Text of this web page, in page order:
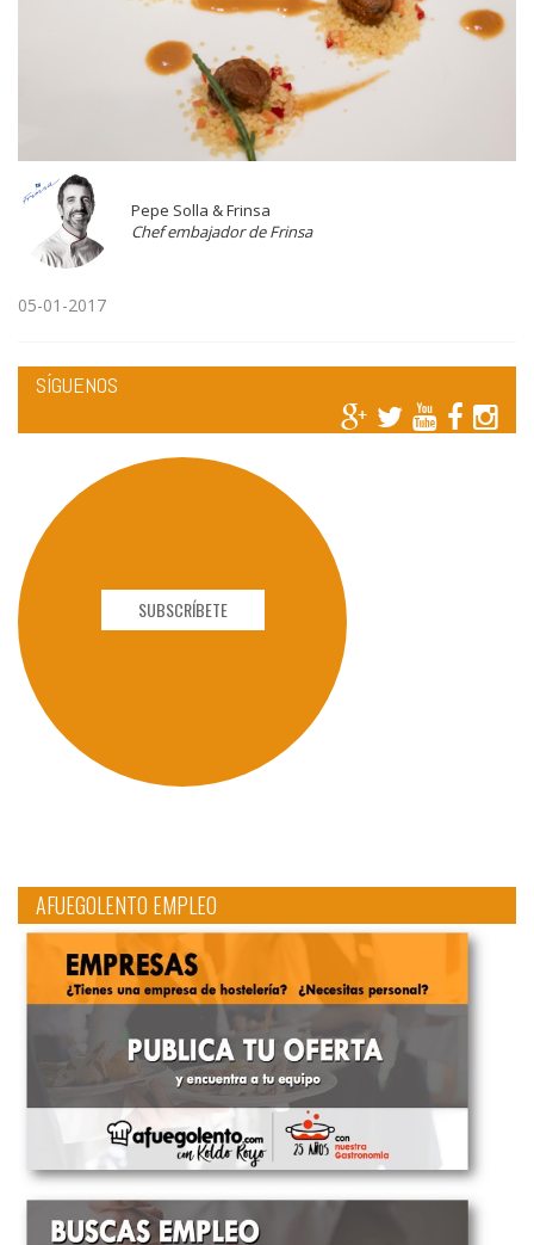
Pepe Solla & Frinsa
Chef embajador de Frinsa
05-01-2017
SÍGUENOS
SUBSCRÍBETE
AFUEGOLENTO EMPLEO